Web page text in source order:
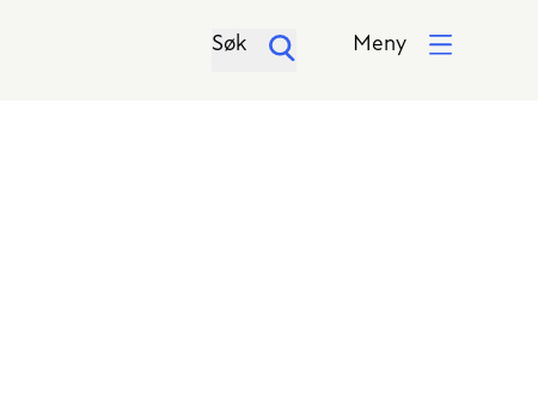
Søk Meny